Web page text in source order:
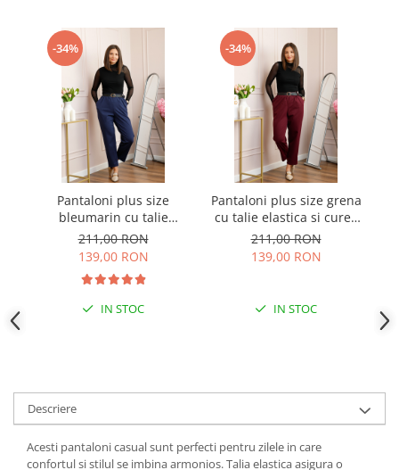
-34%
Pantaloni plus size
bleumarin cu talie
elastica si curea reglabila
Lillian
211,00 RON
139,00 RON
IN STOC
-34%
Pantaloni plus size grena
cu talie elastica si curea
reglabila Lillian
211,00 RON
139,00 RON
IN STOC
Descriere
Acesti pantaloni casual sunt perfecti pentru zilele in care
confortul si stilul se imbina armonios. Talia elastica asigura o